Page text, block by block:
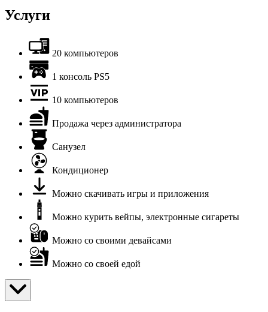
Услуги
20 компьютеров
1 консоль PS5
10 компьютеров
Продажа через администратора
Санузел
Кондиционер
Можно скачивать игры и приложения
Можно курить вейпы, электронные сигареты
Можно со своими девайсами
Можно со своей едой